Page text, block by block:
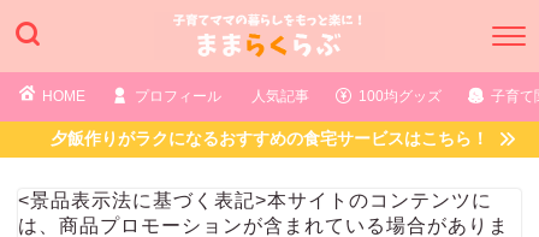
HOME プロフィール 人気記事 100均グッズ 子育て
夕飯作りがラクになるおすすめの食宅サービスはこちら！
<景品表示法に基づく表記>本サイトのコンテンツに
は、商品プロモーションが含まれている場合がありま